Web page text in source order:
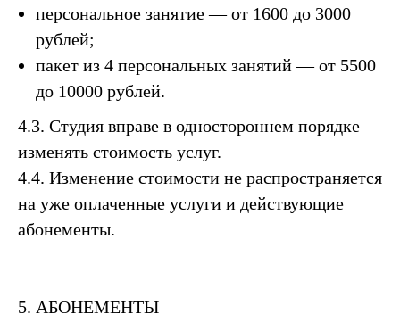
персональное занятие — от 1600 до 3000
рублей;
пакет из 4 персональных занятий — от 5500
до 10000 рублей.
4.3. Студия вправе в одностороннем порядке
изменять стоимость услуг.
4.4. Изменение стоимости не распространяется
на уже оплаченные услуги и действующие
абонементы.
5. АБОНЕМЕНТЫ